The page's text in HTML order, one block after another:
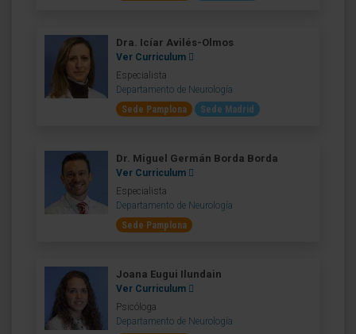
Dra. Icíar Avilés-Olmos
Ver Curriculum
Especialista
Departamento de Neurología
Sede Pamplona
Sede Madrid
Dr. Miguel Germán Borda Borda
Ver Curriculum
Especialista
Departamento de Neurología
Sede Pamplona
Joana Eugui Ilundain
Ver Curriculum
Psicóloga
Departamento de Neurología